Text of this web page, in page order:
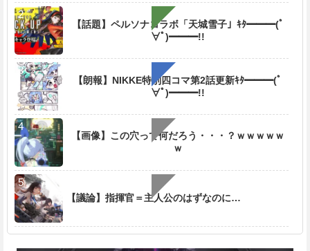
e
【話題】ペルソナコラボ「天城雪子」ｷﾀ━━━(ﾟ
∀ﾟ)━━━!!
【朗報】NIKKE特別四コマ第2話更新ｷﾀ━━━(ﾟ
∀ﾟ)━━━!!
【画像】この穴って何だろう・・・？ｗｗｗｗｗ
ｗ
【議論】指揮官＝主人公のはずなのに…